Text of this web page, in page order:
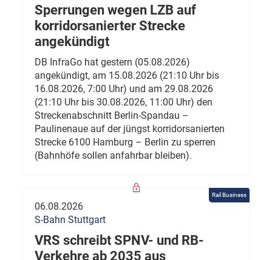
Sperrungen wegen LZB auf
korridorsanierter Strecke
angekündigt
DB InfraGo hat gestern (05.08.2026)
angekündigt, am 15.08.2026 (21:10 Uhr bis
16.08.2026, 7:00 Uhr) und am 29.08.2026
(21:10 Uhr bis 30.08.2026, 11:00 Uhr) den
Streckenabschnitt Berlin-Spandau –
Paulinenaue auf der jüngst korridorsanierten
Strecke 6100 Hamburg – Berlin zu sperren
(Bahnhöfe sollen anfahrbar bleiben).
Rail Business
06.08.2026
S-Bahn Stuttgart
VRS schreibt SPNV- und RB-
Verkehre ab 2035 aus